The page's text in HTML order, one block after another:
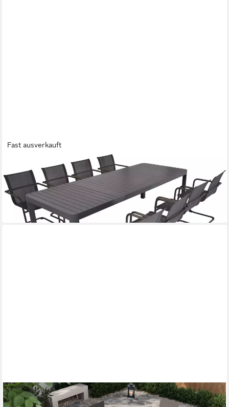
Fast ausverkauft
GARDEN PLEASURE
Garten-Essgruppe AMIRA, (9-tlg)
1.699,00 € UVP2.368,60 €
-28%
lieferbar in 2 Wochen
KETTLER
Garten-Essgruppe